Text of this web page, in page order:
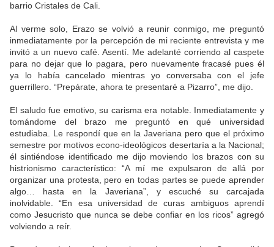
barrio Cristales de Cali.
Al verme solo, Erazo se volvió a reunir conmigo, me preguntó
inmediatamente por la percepción de mi reciente entrevista y me
invitó a un nuevo café. Asentí. Me adelanté corriendo al caspete
para no dejar que lo pagara, pero nuevamente fracasé pues él
ya lo había cancelado mientras yo conversaba con el jefe
guerrillero. “Prepárate, ahora te presentaré a Pizarro”, me dijo.
El saludo fue emotivo, su carisma era notable. Inmediatamente y
tomándome del brazo me preguntó en qué universidad
estudiaba. Le respondí que en la Javeriana pero que el próximo
semestre por motivos econo-ideológicos desertaría a la Nacional;
él sintiéndose identificado me dijo moviendo los brazos con su
histrionismo característico: “A mí me expulsaron de allá por
organizar una protesta, pero en todas partes se puede aprender
algo… hasta en la Javeriana”, y escuché su carcajada
inolvidable. “En esa universidad de curas ambiguos aprendí
como Jesucristo que nunca se debe confiar en los ricos” agregó
volviendo a reír.